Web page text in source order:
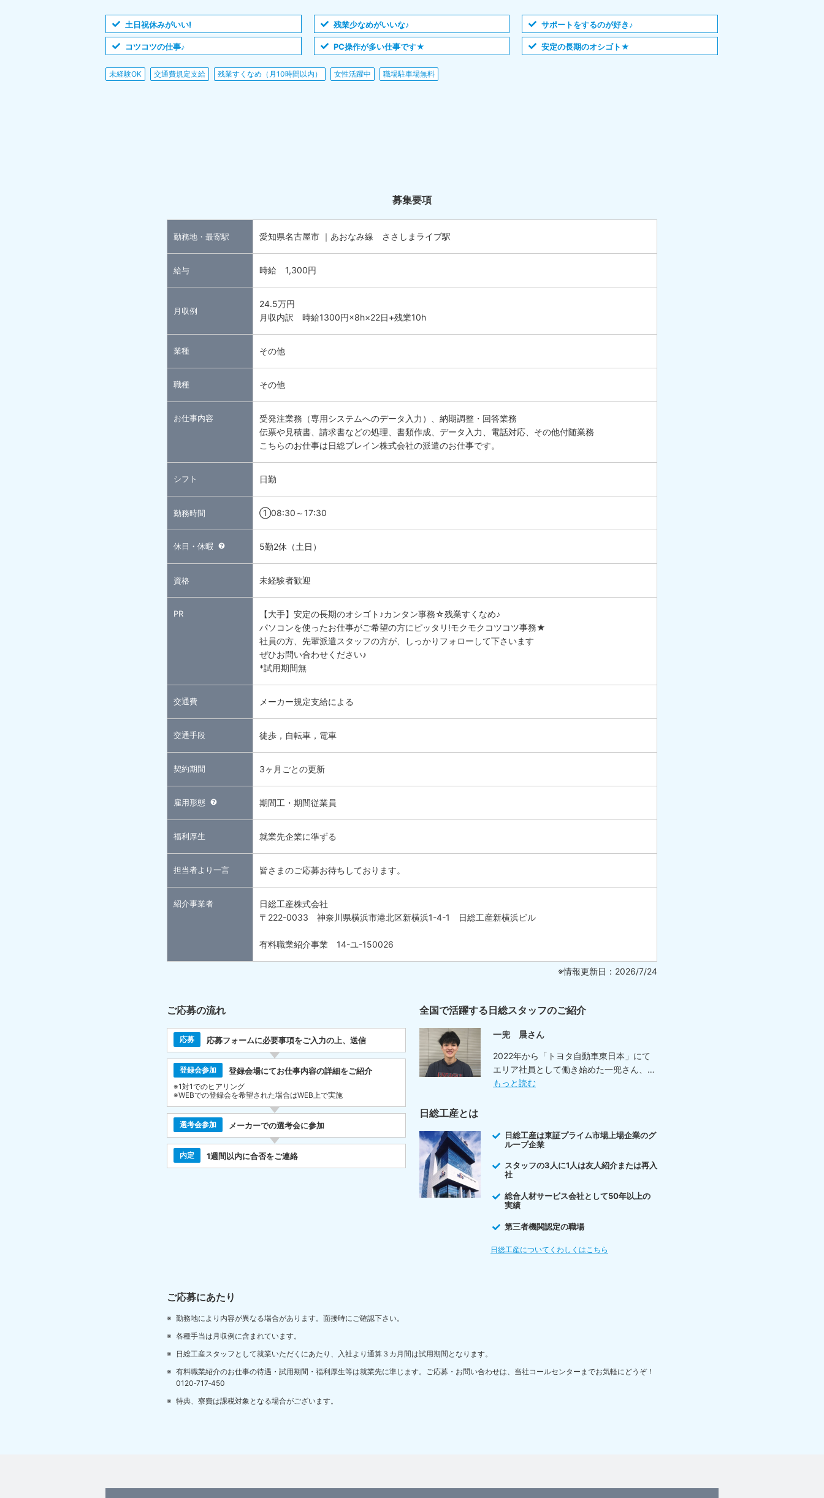
土日祝休みがいい! 残業少なめがいいな♪ サポートをするのが好き♪
コツコツの仕事♪ PC操作が多い仕事です★ 安定の長期のオシゴト★
未経験OK 交通費規定支給 残業すくなめ（月10時間以内） 女性活躍中 職場駐車場無料
募集要項
勤務地・最寄駅 愛知県名古屋市 ｜あおなみ線 ささしまライブ駅
給与 時給 1,300円
月収例
24.5万円
月収内訳 時給1300円×8h×22日+残業10h
業種 その他
職種 その他
お仕事内容
受発注業務（専用システムへのデータ入力）、納期調整・回答業務
伝票や見積書、請求書などの処理、書類作成、データ入力、電話対応、その他付随業務
こちらのお仕事は日総ブレイン株式会社の派遣のお仕事です。
シフト 日勤
勤務時間 ①08:30～17:30
休日・休暇 5勤2休（土日）
資格 未経験者歓迎
PR
【大手】安定の長期のオシゴト♪カンタン事務☆残業すくなめ♪
パソコンを使ったお仕事がご希望の方にピッタリ!モクモクコツコツ事務★
社員の方、先輩派遣スタッフの方が、しっかりフォローして下さいます
ぜひお問い合わせください♪
*試用期間無
交通費 メーカー規定支給による
交通手段 徒歩，自転車，電車
契約期間 3ヶ月ごとの更新
雇用形態 期間工・期間従業員
福利厚生 就業先企業に準ずる
担当者より一言 皆さまのご応募お待ちしております。
紹介事業者
日総工産株式会社
〒222-0033 神奈川県横浜市港北区新横浜1-4-1 日総工産新横浜ビル
有料職業紹介事業 14-ユ-150026
※情報更新日：2026/7/24
ご応募の流れ
応募 応募フォームに必要事項をご入力の上、送信
登録会参加 登録会場にてお仕事内容の詳細をご紹介
※1対1でのヒアリング
※WEBでの登録会を希望された場合はWEB上で実施
選考会参加 メーカーでの選考会に参加
内定 1週間以内に合否をご連絡
全国で活躍する日総スタッフのご紹介
一兜 晨さん
2022年から「トヨタ自動車東日本」にて
エリア社員として働き始めた一兜さん、
もっと読む
日総工産とは
日総工産は東証プライム市場上場企業のグ
ループ企業
スタッフの3人に1人は友人紹介または再入
社
総合人材サービス会社として50年以上の
実績
第三者機関認定の職場
日総工産についてくわしくはこちら
ご応募にあたり
勤務地により内容が異なる場合があります。面接時にご確認下さい。
各種手当は月収例に含まれています。
日総工産スタッフとして就業いただくにあたり、入社より通算３カ月間は試用期間となります。
有料職業紹介のお仕事の待遇・試用期間・福利厚生等は就業先に準じます。ご応募・お問い合わせは、当社コールセンターまでお気軽にどうぞ！
0120‐717‐450
特典、寮費は課税対象となる場合がございます。